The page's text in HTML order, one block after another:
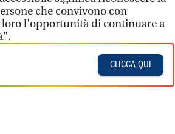
che convivono con
l'opportunità di continuare a
CLICCA QUI